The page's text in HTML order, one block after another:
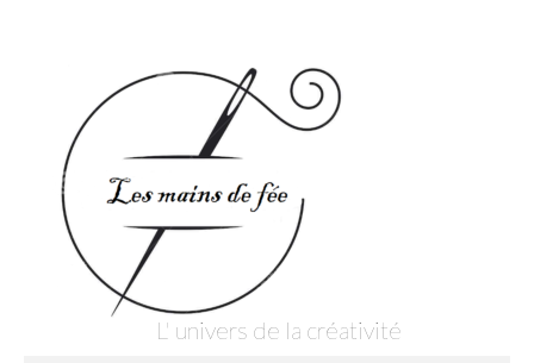
L' univers de la créativité